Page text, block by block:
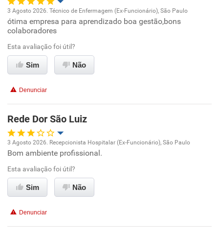
Recomenda a diretoria
Oportunidade de promoção
Ambiente de trabalho
Conciliação com a vida familiar
Recomenda esta empresa
Recomenda a diretoria
3 Agosto 2026. Técnico de Enfermagem (Ex-Funcionário), São Paulo
ótima empresa para aprendizado boa gestão,bons
colaboradores
Esta avaliação foi útil?
Sim Não
Denunciar
Rede Dor São Luiz
Oportunidade de promoção
Ambiente de trabalho
Benefícios
3 Agosto 2026. Recepcionista Hospitalar (Ex-Funcionário), São Paulo
Bom ambiente profissional.
Esta avaliação foi útil?
Sim Não
Denunciar